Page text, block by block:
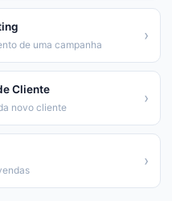
de uma campanha
›
Cliente
novo cliente
›
›